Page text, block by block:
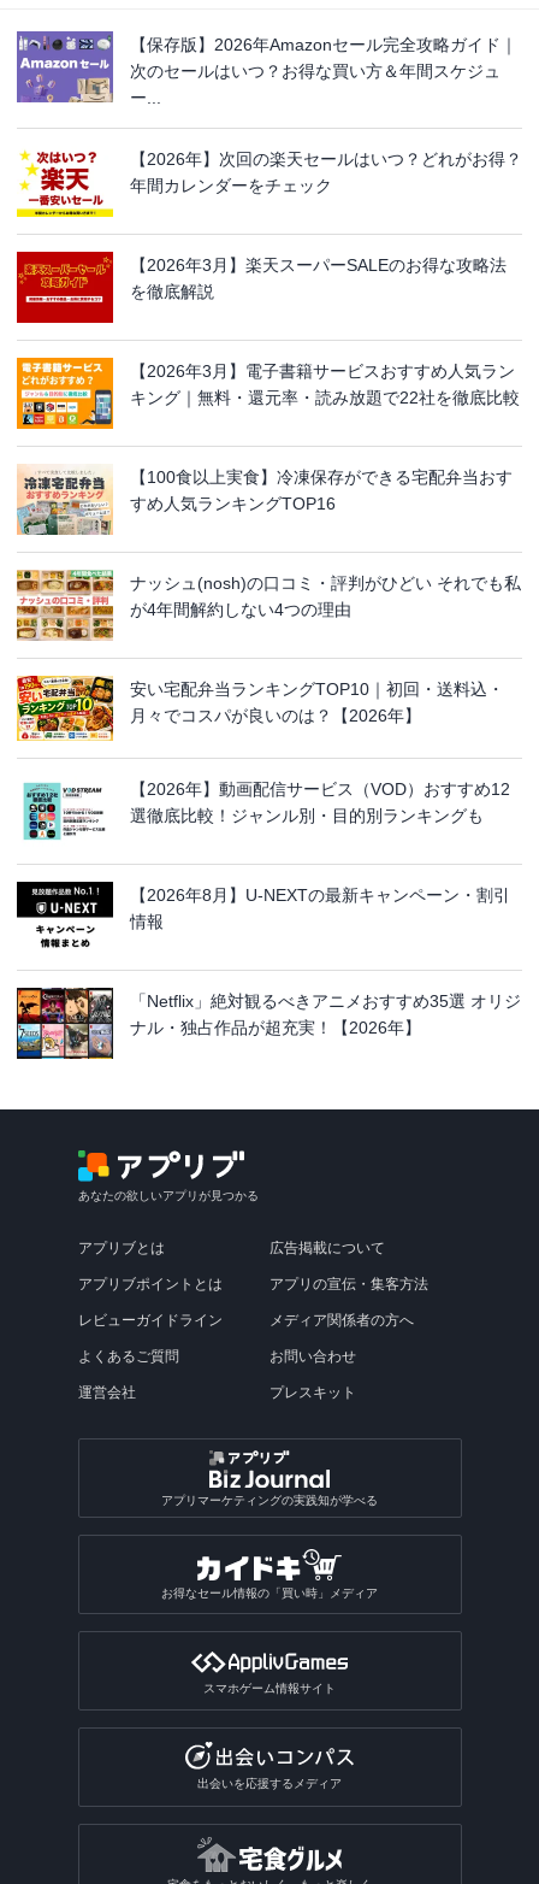
【保存版】2026年Amazonセール完全攻略ガイド｜
次のセールはいつ？お得な買い方＆年間スケジュ
ー...
【2026年】次回の楽天セールはいつ？どれがお得？
年間カレンダーをチェック
【2026年3月】楽天スーパーSALEのお得な攻略法
を徹底解説
【2026年3月】電子書籍サービスおすすめ人気ラン
キング｜無料・還元率・読み放題で22社を徹底比較
【100食以上実食】冷凍保存ができる宅配弁当おす
すめ人気ランキングTOP16
ナッシュ(nosh)の口コミ・評判がひどい それでも私
が4年間解約しない4つの理由
安い宅配弁当ランキングTOP10｜初回・送料込・
月々でコスパが良いのは？【2026年】
【2026年】動画配信サービス（VOD）おすすめ12
選徹底比較！ジャンル別・目的別ランキングも
【2026年8月】U-NEXTの最新キャンペーン・割引
情報
「Netflix」絶対観るべきアニメおすすめ35選 オリジ
ナル・独占作品が超充実！【2026年】
あなたの欲しいアプリが見つかる
アプリブとは
アプリブポイントとは
レビューガイドライン
よくあるご質問
運営会社
広告掲載について
アプリの宣伝・集客方法
メディア関係者の方へ
お問い合わせ
プレスキット
アプリマーケティングの実践知が学べる
お得なセール情報の「買い時」メディア
スマホゲーム情報サイト
出会いを応援するメディア